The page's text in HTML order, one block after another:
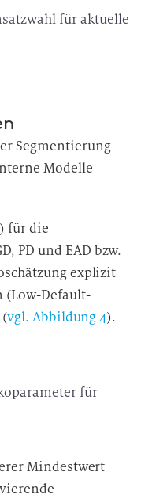
für aktuelle
Segmentierung
Modelle
für die
PD und EAD bzw.
explizit
(Low-Default-
vgl. Abbildung 4).
für
Mindestwert